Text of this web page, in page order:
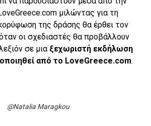
μιλώντας για τη
της δράσης θα έρθει τον
οι σχεδιαστές θα προβάλλουν
σε μια ξεχωριστή εκδήλωση
από το LoveGreece.com.
@Natalia Maragkou